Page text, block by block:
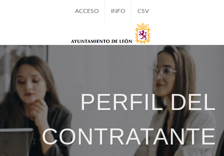
ACCESO INFO CSV
PERFIL DEL
CONTRATANTE